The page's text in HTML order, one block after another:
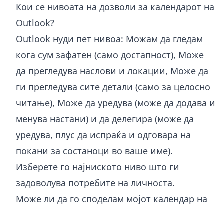
Кои се нивоата на дозволи за календарот на
Outlook?
Outlook нуди пет нивоа: Можам да гледам
кога сум зафатен (само достапност), Може
да прегледува наслови и локации, Може да
ги прегледува сите детали (само за целосно
читање), Може да уредува (може да додава и
менува настани) и да делегира (може да
уредува, плус да испраќа и одговара на
покани за состаноци во ваше име).
Изберете го најниското ниво што ги
задоволува потребите на личноста.
Може ли да го споделам мојот календар на